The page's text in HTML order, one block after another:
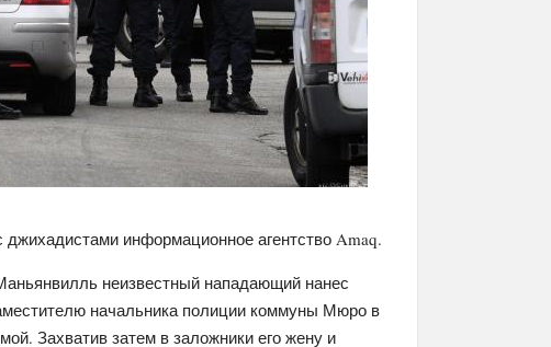
информационное агентство Amaq.
неизвестный нападающий нанес
начальника полиции коммуны Мюро в
Захватив затем в заложники его жену и